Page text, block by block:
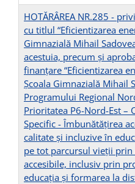
HOTĂRÂREA NR.285 -
cu titlul “Eficientizarea
Gimnazială Mihail
acestuia, precum și
finanțare “Eficientizarea
Școala Gimnazială Mihail
Programului Regional
Prioritatea P6-Nord-Est –
Specific - Îmbunătățirea
calitate și incluzive în
pe tot parcursul vieții
accesibile, inclusiv prin
educația și formarea la